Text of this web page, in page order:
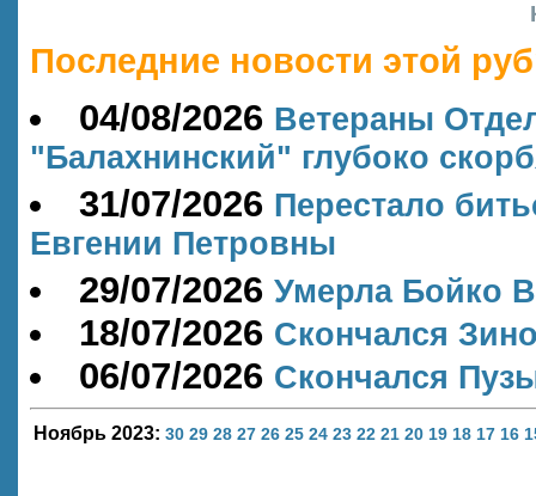
Последние новости этой
04/08/2026 Ветераны
"Балахнинский" глубоко
31/07/2026 Перестало
Евгении Петровны
29/07/2026 Умерла Бойко
18/07/2026 Скончался
06/07/2026 Скончался
Ноябрь 2023: 30 29 28 27 26 25 24 23 22 21 20 19 18 17 16